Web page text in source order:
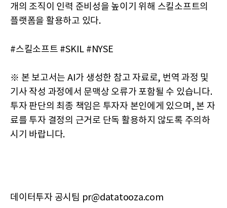
개의 조직이 인력 준비성을 높이기 위해 스킬소프트의
플랫폼을 활용하고 있다.
#스킬소프트 #SKIL #NYSE
※ 본 보고서는 AI가 생성한 참고 자료로, 번역 과정 및
기사 작성 과정에서 문맥상 오류가 포함될 수 있습니다.
투자 판단의 최종 책임은 투자자 본인에게 있으며, 본 자
료를 투자 결정의 근거로 단독 활용하지 않도록 주의하
시기 바랍니다.
데이터투자 공시팀 pr@datatooza.com